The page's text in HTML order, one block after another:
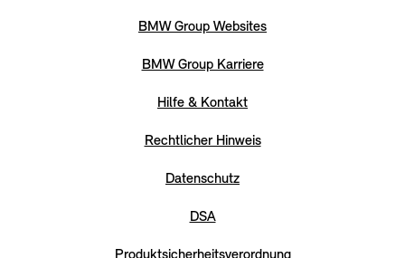
BMW Group Websites
BMW Group Karriere
Hilfe & Kontakt
Rechtlicher Hinweis
Datenschutz
DSA